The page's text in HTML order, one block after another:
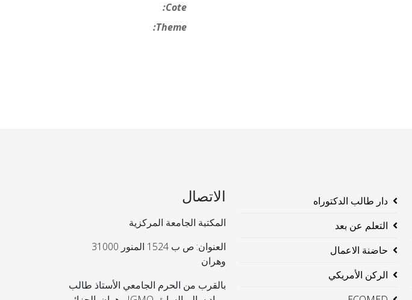
Cote:
Theme:
دار طالب الدكتوراه
التعلم عن بعد
حاضنة الاعمال
الركن الأمريكي
الاتصال
المكتبة الجامعة المركزية
العنوان: ص ب 1524 المنور 31000
وهران
بالقرب من الحرم الجامعي الأستاذ طالب